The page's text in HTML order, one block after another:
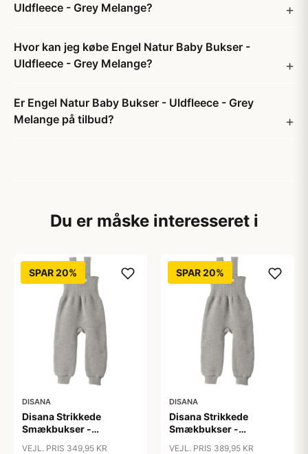
Uldfleece - Grey Melange?
Hvor kan jeg købe Engel Natur Baby Bukser -
Uldfleece - Grey Melange?
Er Engel Natur Baby Bukser - Uldfleece - Grey
Melange på tilbud?
Du er måske interesseret i
SPAR 20%
DISANA
Disana Strikkede
Smækbukser -
VEJL. PRIS 349,95 KR
SPAR 20%
DISANA
Disana Strikkede
Smækbukser -
VEJL. PRIS 389,95 KR